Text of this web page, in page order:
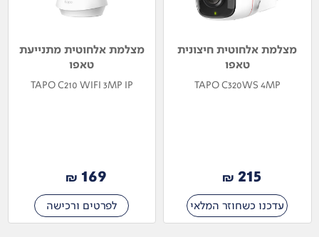
מצלמת אלחוטית חיצונית
טאפו
TAPO C320WS 4MP
215
₪
עדכנו כשחוזר המלאי
מצלמת אלחוטית מתנייעת
טאפו
TAPO C210 WIFI 3MP IP
169
₪
לפרטים ורכישה